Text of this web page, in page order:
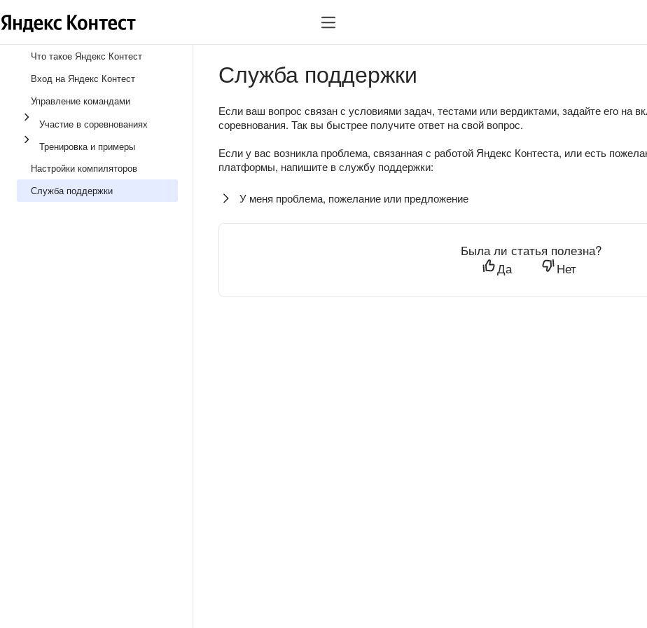
Что такое Яндекс Контест
Вход на Яндекс Контест
Управление командами
Участие в соревнованиях
Тренировка и примеры
Настройки компиляторов
Служба поддержки
Служба поддержки
Если ваш вопрос связан с условиями задач, тестами или вердиктами, задайте его на
соревнования. Так вы быстрее получите ответ на свой вопрос.
Если у вас возникла проблема, связанная с работой Яндекс Контеста, или есть
платформы, напишите в службу поддержки:
У меня проблема, пожелание или предложение
Была ли статья полезна?
Да
Нет